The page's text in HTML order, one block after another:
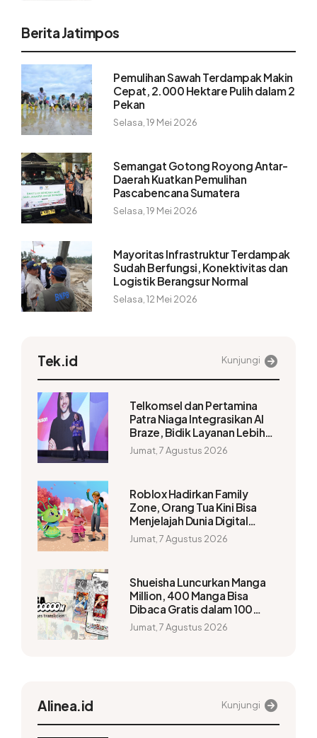
Berita Jatimpos
Pemulihan Sawah Terdampak Makin
Cepat, 2.000 Hektare Pulih dalam 2
Pekan
Selasa, 19 Mei 2026
Semangat Gotong Royong Antar-
Daerah Kuatkan Pemulihan
Pascabencana Sumatera
Selasa, 19 Mei 2026
Mayoritas Infrastruktur Terdampak
Sudah Berfungsi, Konektivitas dan
Logistik Berangsur Normal
Selasa, 12 Mei 2026
Tek.id Kunjungi
Telkomsel dan Pertamina
Patra Niaga Integrasikan AI
Braze, Bidik Layanan Lebih
Personal
Jumat, 7 Agustus 2026
Roblox Hadirkan Family
Zone, Orang Tua Kini Bisa
Menjelajah Dunia Digital
Bersama Anak
Jumat, 7 Agustus 2026
Shueisha Luncurkan Manga
Million, 400 Manga Bisa
Dibaca Gratis dalam 100
Bahasa
Jumat, 7 Agustus 2026
Alinea.id Kunjungi